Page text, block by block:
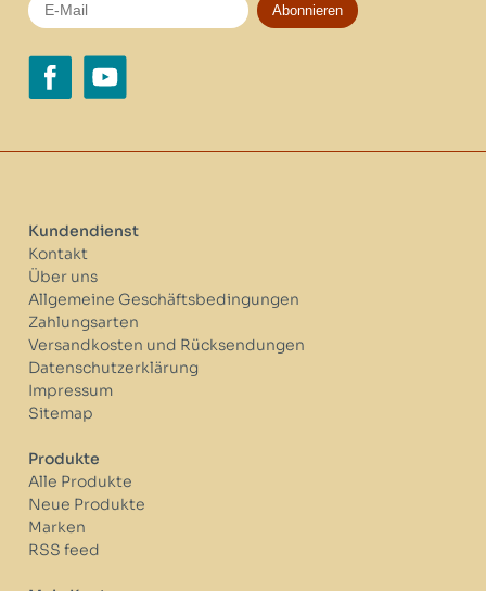
Abonnieren
Kundendienst
Kontakt
Über uns
Allgemeine Geschäftsbedingungen
Zahlungsarten
Versandkosten und Rücksendungen
Datenschutzerklärung
Impressum
Sitemap
Produkte
Alle Produkte
Neue Produkte
Marken
RSS feed